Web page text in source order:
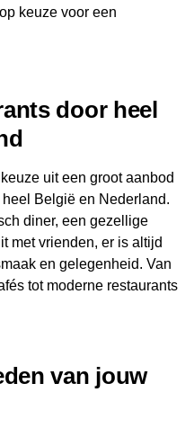
keuze voor een
kiezen die past bij de
de Diner Cadeaubon niet
moment om
door heel
uit een groot aanbod
België en Nederland.
diner, een gezellige
met vrienden, er is altijd
en gelegenheid. Van
tot moderne restaurants
voor ieder wat wils.
Gent of Brugge.
wanneer er wordt genoten
de Diner Cadeaubon
van jouw